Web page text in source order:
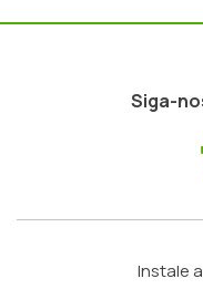
Siga-
Instale